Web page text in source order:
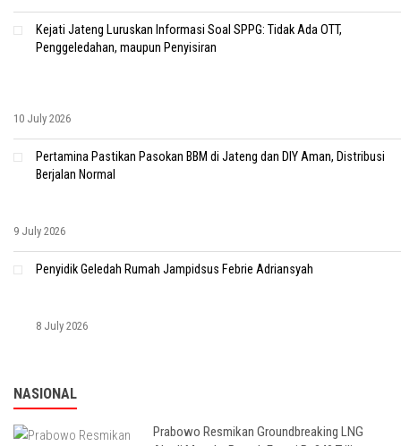
Kejati Jateng Luruskan Informasi Soal SPPG: Tidak Ada OTT,
Penggeledahan, maupun Penyisiran
10 July 2026
Pertamina Pastikan Pasokan BBM di Jateng dan DIY Aman, Distribusi
Berjalan Normal
9 July 2026
Penyidik Geledah Rumah Jampidsus Febrie Adriansyah
8 July 2026
NASIONAL
Prabowo Resmikan Groundbreaking LNG